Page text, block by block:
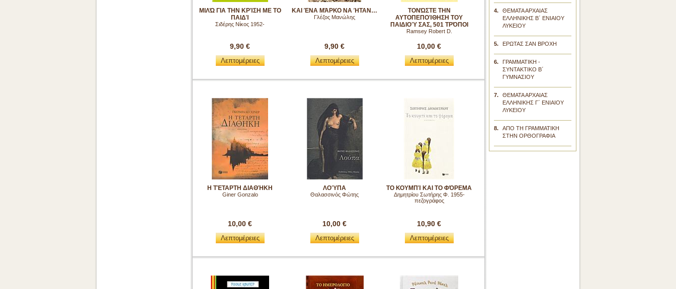
ΜΙΛΏ ΓΙΑ ΤΗΝ ΚΡΊΣΗ ΜΕ ΤΟ
ΠΑΙΔΊ
Σιδέρης Νίκος 1952-
9,90 €
Λεπτομέρειες
ΚΑΙ ΈΝΑ ΜΆΡΚΟ ΝΑ ΉΤΑΝ…
Γλέζος Μανώλης
9,90 €
Λεπτομέρειες
ΤΟΝΏΣΤΕ ΤΗΝ
ΑΥΤΟΠΕΠΟΊΘΗΣΗ ΤΟΥ
ΠΑΙΔΙΟΎ ΣΑΣ, 501 ΤΡΌΠΟΙ
Ramsey Robert D.
10,00 €
Λεπτομέρειες
Η ΤΈΤΑΡΤΗ ΔΙΑΘΉΚΗ
Giner Gonzalo
10,00 €
Λεπτομέρειες
ΛΟΎΠΑ
Θαλασσινός Φώτης
10,00 €
Λεπτομέρειες
ΤΟ ΚΟΥΜΠΊ ΚΑΙ ΤΟ ΦΌΡΕΜΑ
Δημητρίου Σωτήρης Φ. 1955-
πεζογράφος
10,90 €
Λεπτομέρειες
4.
ΘΕΜΑΤΑ ΑΡΧΑΙΑΣ
ΕΛΛΗΝΙΚΗΣ Β΄ ΕΝΙΑΙΟΥ
ΛΥΚΕΙΟΥ
5. ΕΡΩΤΑΣ ΣΑΝ ΒΡΟΧΗ
6.
ΓΡΑΜΜΑΤΙΚΗ -
ΣΥΝΤΑΚΤΙΚΟ Β΄
ΓΥΜΝΑΣΙΟΥ
7.
ΘΕΜΑΤΑ ΑΡΧΑΙΑΣ
ΕΛΛΗΝΙΚΗΣ Γ΄ ΕΝΙΑΙΟΥ
ΛΥΚΕΙΟΥ
8.
ΑΠΟ ΤΗ ΓΡΑΜΜΑΤΙΚΗ
ΣΤΗΝ ΟΡΘΟΓΡΑΦΙΑ